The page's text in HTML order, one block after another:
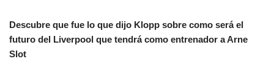
Descubre que fue lo que dijo Klopp sobre como será el
futuro del Liverpool que tendrá como entrenador a Arne
Slot